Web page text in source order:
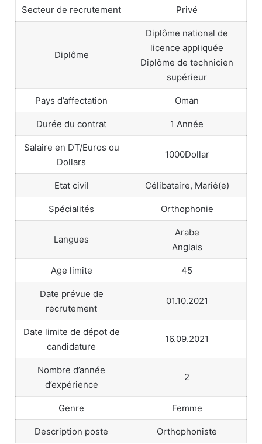
Secteur de recrutement Privé
Diplôme
Diplôme national de
licence appliquée
Diplôme de technicien
supérieur
Pays d’affectation Oman
Durée du contrat 1 Année
Salaire en DT/Euros ou
Dollars
1000Dollar
Etat civil Célibataire, Marié(e)
Spécialités Orthophonie
Langues
Arabe
Anglais
Age limite 45
Date prévue de
recrutement
01.10.2021
Date limite de dépot de
candidature
16.09.2021
Nombre d’année
d’expérience
2
Genre Femme
Description poste Orthophoniste